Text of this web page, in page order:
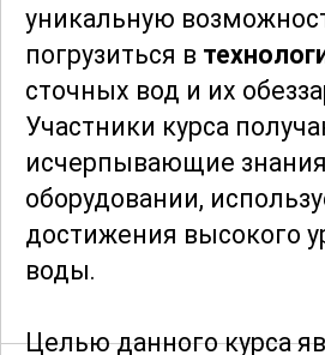
уникальную
погрузиться в
сточных вод и их
Участники курса
исчерпывающие
оборудовании,
достижения высокого
воды.
Целью данного курса